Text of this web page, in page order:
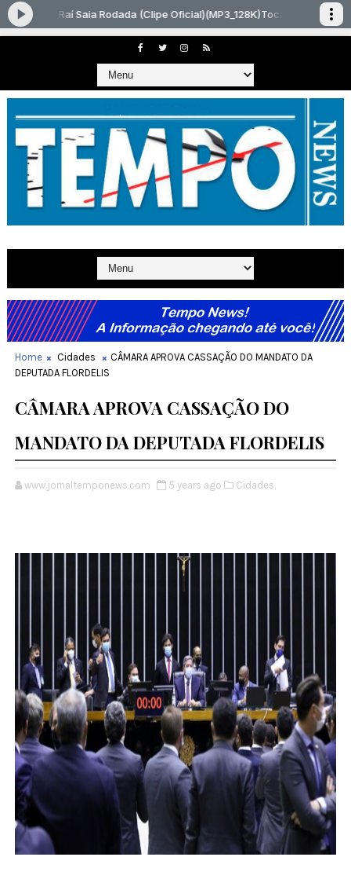
Home Cidades
CÂMARA APROVA CASSAÇÃO DO MANDATO DA
DEPUTADA FLORDELIS
CÂMARA APROVA CASSAÇÃO DO
MANDATO DA DEPUTADA FLORDELIS
www.jornaltemponews.com 5 years ago Cidades,